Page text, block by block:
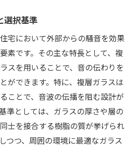
選択基準
宅において外部からの騒音を効果
素です。その主な特長として、複
スを用いることで、音の伝わりを
ができます。特に、複層ガラスは
ことで、音波の伝播を阻む設計が
準としては、ガラスの厚さや層の
士を接合する樹脂の質が挙げられ
つつ、周囲の環境に最適なガラス